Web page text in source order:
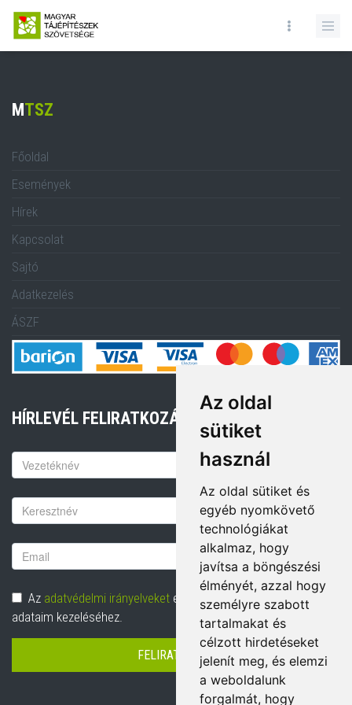
Az oldal
sütiket
használ
Az oldal sütiket és
egyéb nyomkövető
technológiákat
alkalmaz, hogy
javítsa a böngészési
élményét, azzal hogy
személyre szabott
tartalmakat és
célzott hirdetéseket
jelenít meg, és elemzi
a weboldalunk
forgalmát, hogy
MTSZ
Főoldal
Események
Hírek
Kapcsolat
Sajtó
Adatkezelés
ÁSZF
HÍRLEVÉL FELIRATKOZÁS
Keresztnév
Vezetéknév
Email
cím
Adatvédelem
Az adatvédelmi irányelveket elolvastam és hozzájárulok
adataim kezeléséhez.
FELIRATKOZÁS